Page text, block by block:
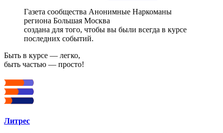
Газета сообщества Анонимные Наркоманы
региона Большая Москва
создана для того, чтобы вы были всегда в курсе
последних событий.
Быть в курсе — легко,
быть частью — просто!
Литрес